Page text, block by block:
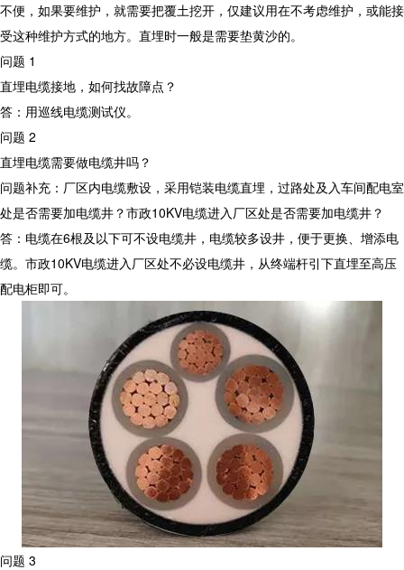
不便，如果要维护，就需要把覆土挖开，仅建议用在不考虑维护，或能接
受这种维护方式的地方。直埋时一般是需要垫黄沙的。
问题 1
直埋电缆接地，如何找故障点？
答：用巡线电缆测试仪。
问题 2
直埋电缆需要做电缆井吗？
问题补充：厂区内电缆敷设，采用铠装电缆直埋，过路处及入车间配电室
处是否需要加电缆井？市政10KV电缆进入厂区处是否需要加电缆井？
答：电缆在6根及以下可不设电缆井，电缆较多设井，便于更换、增添电
缆。市政10KV电缆进入厂区处不必设电缆井，从终端杆引下直埋至高压
配电柜即可。
问题 3